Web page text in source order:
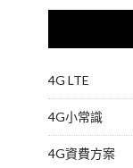
4G LTE
4G小常識
4G資費方案